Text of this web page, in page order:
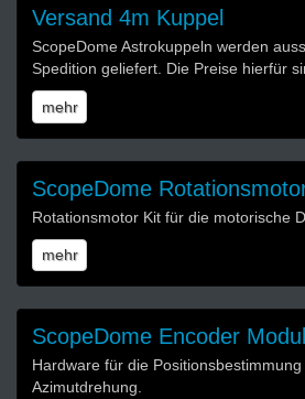
Versand 4m Kuppel
ScopeDome Astrokuppeln werden
Spedition geliefert. Die Preise hierfür
mehr
ScopeDome
Rotationsmotor Kit für die motorische
mehr
ScopeDome Encoder Modul
Hardware für die
Azimutdrehung.